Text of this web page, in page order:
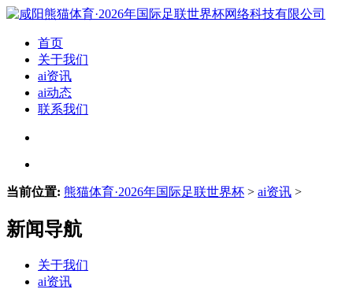
首页
关于我们
ai资讯
ai动态
联系我们
当前位置: 熊猫体育·2026年国际足联世界杯 > ai资讯 >
新闻导航
关于我们
ai资讯